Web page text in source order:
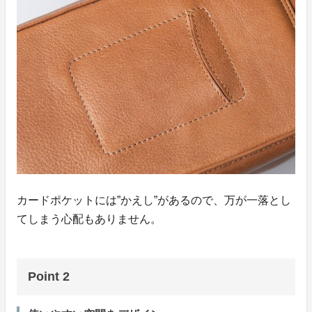
カードポケットには”かえし”があるので、万が一落とし
てしまう心配もありません。
Point 2